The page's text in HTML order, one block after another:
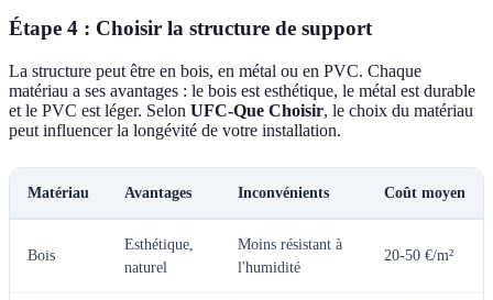
Étape 4 : Choisir la structure de support
La structure peut être en bois, en métal ou en PVC. Chaque
matériau a ses avantages : le bois est esthétique, le métal est durable
et le PVC est léger. Selon UFC-Que Choisir, le choix du matériau
peut influencer la longévité de votre installation.
Matériau Avantages Inconvénients Coût moyen
Bois
Esthétique,
naturel
Moins résistant à
l'humidité
20-50 €/m²